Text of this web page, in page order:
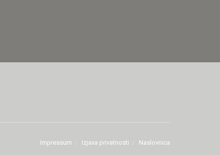
Impressum Izjava privatnosti Naslovnica